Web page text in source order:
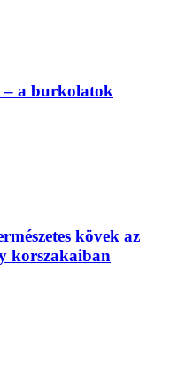
– a burkolatok
kövek az
korszakaiban